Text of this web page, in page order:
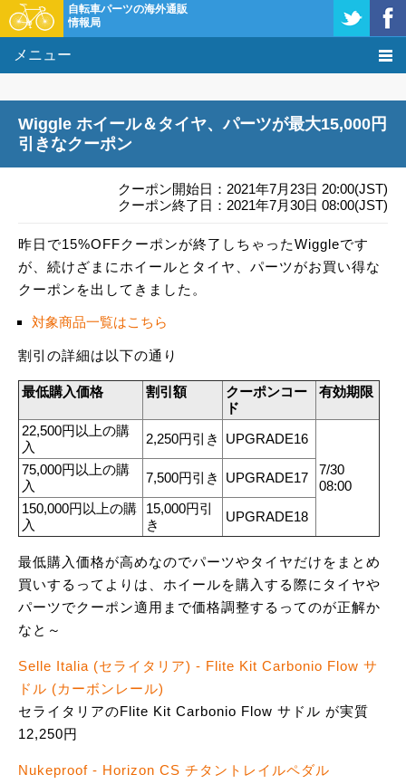
自転車パーツの海外通販
情報局
メニュー
基礎知識
クーポン＆セール
Wiggle ホイール＆タイヤ、パーツが最大15,000円
引きなクーポン
クーポン開始日：2021年7月23日 20:00(JST)
クーポン終了日：2021年7月30日 08:00(JST)
昨日で15%OFFクーポンが終了しちゃったWiggleです
が、続けざまにホイールとタイヤ、パーツがお買い得な
クーポンを出してきました。
対象商品一覧はこちら
割引の詳細は以下の通り
最低購入価格 割引額
クーポンコー
ド
有効期限
22,500円以上の購
入
2,250円引き
UPGRADE16
7/30
08:00
75,000円以上の購
入
7,500円引き
UPGRADE17
150,000円以上の購
入
15,000円引
き
UPGRADE18
最低購入価格が高めなのでパーツやタイヤだけをまとめ
買いするってよりは、ホイールを購入する際にタイヤや
パーツでクーポン適用まで価格調整するってのが正解か
なと～
Selle Italia (セライタリア) - Flite Kit Carbonio Flow サ
ドル (カーボンレール)
セライタリアのFlite Kit Carbonio Flow サドル が実質
12,250円
Nukeproof - Horizon CS チタントレイルペダル